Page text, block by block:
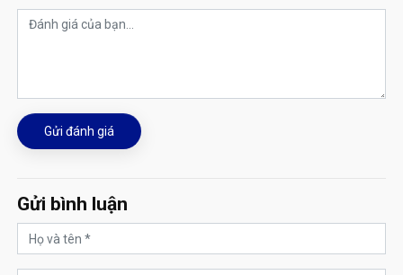
Gửi đánh giá
Gửi bình luận